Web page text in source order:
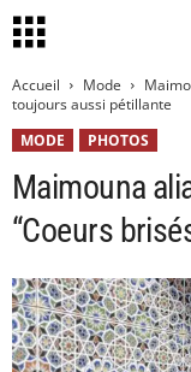
Accueil Mode
toujours aussi pétillante
MODE
PHOTOS
Maimouna
“Coeurs